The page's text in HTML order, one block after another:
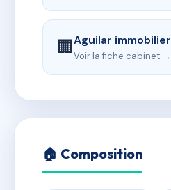
🏢Aguilar immobilier
Voir la fiche cabinet →
🏠 Composition